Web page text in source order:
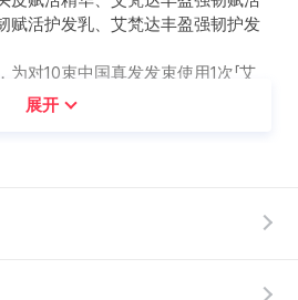
赋活护发乳、艾梵达丰盈强韧护发
对10束中国真发发束使用1次「艾
列」产品后的体外测试结果，实际效
展开